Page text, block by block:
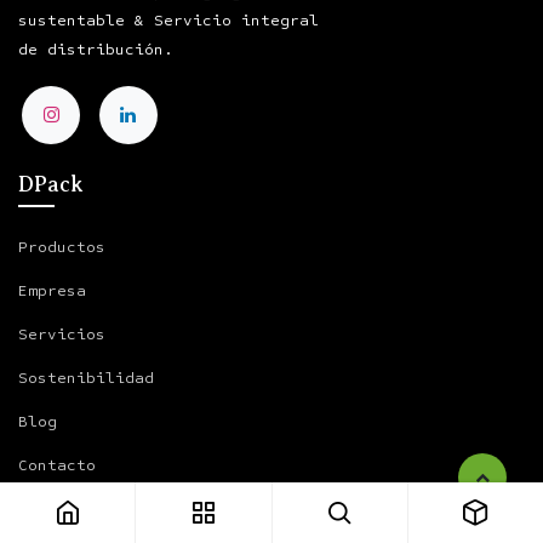
sustentable & Servicio integral
de distribución.
DPack
Productos
Empresa
Servicios
Sostenibilidad
Blog
Contacto